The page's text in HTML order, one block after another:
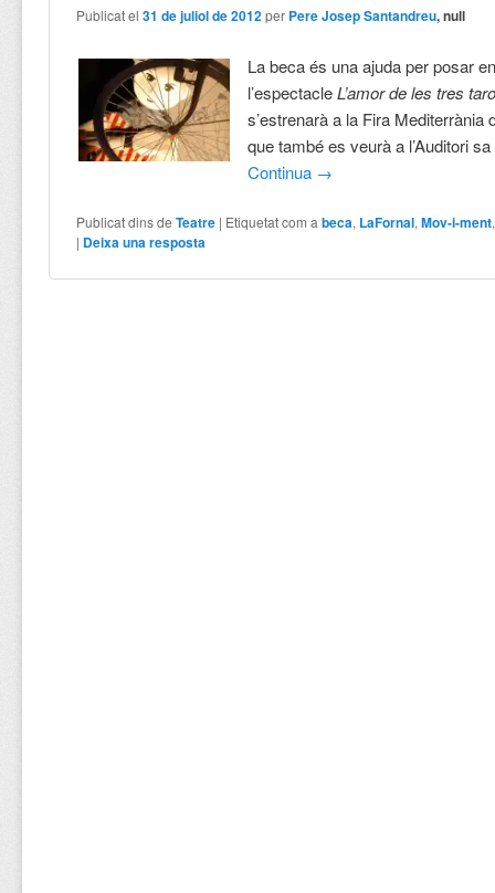
Publicat el31 de juliol de 2012 per Pere Josep Santandreu, null
La beca és una ajuda per posar
l’espectacleL’amor de les tres
s’estrenarà a la Fira Mediterrània
que també es veurà a l’Auditori
Continua →
Publicat dins de Teatre | Etiquetat com a beca, LaFornal,Mov-i-ment
| Deixa una resposta